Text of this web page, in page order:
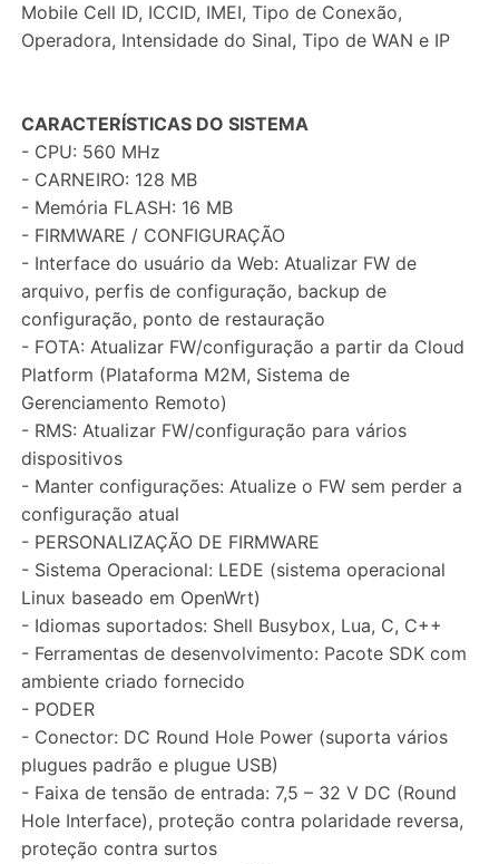
Mobile Cell ID, ICCID, IMEI, Tipo de Conexão,
Operadora, Intensidade do Sinal, Tipo de WAN e IP
CARACTERÍSTICAS DO SISTEMA
- CPU: 560 MHz
- CARNEIRO: 128 MB
- Memória FLASH: 16 MB
- FIRMWARE / CONFIGURAÇÃO
- Interface do usuário da Web: Atualizar FW de
arquivo, perfis de configuração, backup de
configuração, ponto de restauração
- FOTA: Atualizar FW/configuração a partir da Cloud
Platform (Plataforma M2M, Sistema de
Gerenciamento Remoto)
- RMS: Atualizar FW/configuração para vários
dispositivos
- Manter configurações: Atualize o FW sem perder a
configuração atual
- PERSONALIZAÇÃO DE FIRMWARE
- Sistema Operacional: LEDE (sistema operacional
Linux baseado em OpenWrt)
- Idiomas suportados: Shell Busybox, Lua, C, C++
- Ferramentas de desenvolvimento: Pacote SDK com
ambiente criado fornecido
- PODER
- Conector: DC Round Hole Power (suporta vários
plugues padrão e plugue USB)
- Faixa de tensão de entrada: 7,5 – 32 V DC (Round
Hole Interface), proteção contra polaridade reversa,
proteção contra surtos